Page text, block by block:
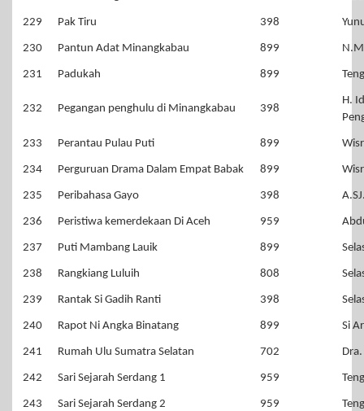
229 Pak Tiru 398
230 Pantun Adat Minangkabau 899
231 Padukah 899
232 Pegangan penghulu di Minangkabau 398
H.
233 Perantau Pulau Puti 899
234 Perguruan Drama Dalam Empat Babak 899
235 Peribahasa Gayo 398
236 Peristiwa kemerdekaan Di Aceh 959
237 Puti Mambang Lauik 899
238 Rangkiang Luluih 808
239 Rantak Si Gadih Ranti 398
240 Rapot Ni Angka Binatang 899 Si
241 Rumah Ulu Sumatra Selatan 702
242 Sari Sejarah Serdang 1 959
243 Sari Sejarah Serdang 2 959